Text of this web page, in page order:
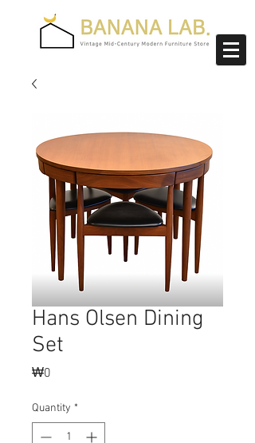
Hans Olsen Dining
Set
₩0
Quantity *